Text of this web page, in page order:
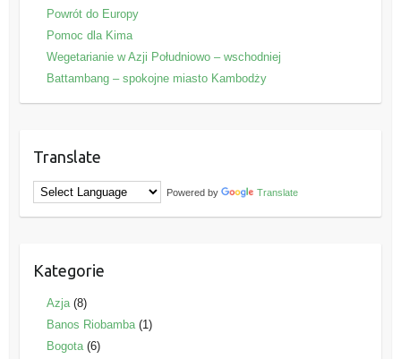
Powrót do Europy
Pomoc dla Kima
Wegetarianie w Azji Południowo – wschodniej
Battambang – spokojne miasto Kambodży
Translate
Powered by Translate
Kategorie
Azja(8)
Banos Riobamba(1)
Bogota(6)